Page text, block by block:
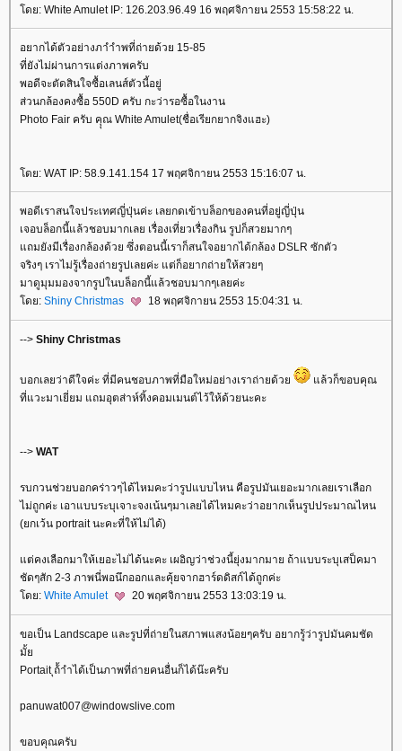
ดย: White Amulet IP: 126.203.96.49 16 พฤศจิกายน 2553 15:58:22 น.
อยากได้ตัวอย่างภาำำพที่ถ่ายด้วย 15-85
ที่ยังไม่ผ่านการแต่งภาพครับ
พอดีจะตัดสินใจซื้อเลนส์ตัวนี้อยู่
ส่วนกล้องคงซื้อ 550D ครับ กะว่ารอซื้อในงาน
Photo Fair ครับ คุุณ White Amulet(ชื่อเรียกยากจิงแฮะ)
ดย: WAT IP: 58.9.141.154 17 พฤศจิกายน 2553 15:16:07 น.
พอดีเราสนใจประเทศญี่ปุ่นค่ะ เลยกดเข้าบล็อกของคนที่อยู่ญี่ปุ่น
เจอบล็อกนี้แล้วชอบมากเลย เรื่องเที่ยวเรื่องกิน รูปก็สวยมากๆ
ถมยังมีเรื่องกล้องด้วย ซึ่งตอนนี้เราก็สนใจอยากได้กล้อง DSLR ซักตัว
จริงๆ เราไม่รู้เรื่องถ่ายรูปเลยค่ะ แต่ก็อยากถ่ายให้สวยๆ
มาดูมุมมองจากรูปในบล็อกนี้แล้วชอบมากๆเลยค่ะ
ดย: Shiny Christmas 18 พฤศจิกายน 2553 15:04:31 น.
--> Shiny Christmas
บอกเลยว่าดีใจค่ะ ที่มีคนชอบภาพที่มือใหม่อย่างเราถ่ายด้ว
ล้วก็ขอบคุณ
ที่แวะมาเยี่ยม แถมอุตส่าห์ทิ้งคอมเมนต์ไว้ให้ด้วยนะคะ
--> WAT
รบกวนช่วยบอกคร่าวๆได้ไหมคะว่ารูปแบบไหน คือรูปมันเยอะมากเลยเราเลือก
ไม่ถูกค่ะ เอาแบบระบุเจาะจงเน้นๆมาเลยได้ไหมคะว่าอยากเห็นรูปประมาณไหน
(ยกเว้น portrait นะคะที่ให้ไม่ได้)
ต่คงเลือกมาให้เยอะไม่ได้นะคะ เผอิญว่าช่วงนี้ยุ่งมากมาย ถ้าแบบระบุเสป็คมา
ชัดๆสัก 2-3 ภาพนี่พอนึกออกและคุ้ยจากฮาร์ดดิสก์ได้ถูกค่ะ
ดย: White Amulet 20 พฤศจิกายน 2553 13:03:19 น.
ขอเป็น Landscape และรูปที่ถ่ายในสภาพแสงน้อยๆครับ อยากรู้ว่ารูปมันคมชัด
มั้
Portait ุถ้้าำได้เป็นภาพที่ถ่ายคนอื่นก็ได้น๊ะครับ
panuwat007@windowslive.com
ขอบคุณครับ